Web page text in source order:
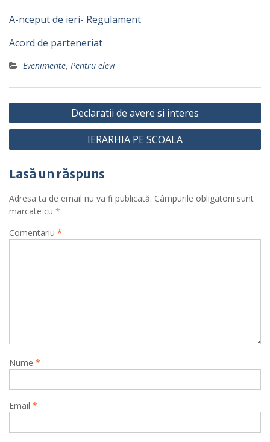
A-nceput de ieri- Regulament
Acord de parteneriat
Evenimente, Pentru elevi
Navigare
în
Declaratii de avere si interes
IERARHIA PE SCOALA
Lasă un răspuns
Adresa ta de email nu va fi publicată. Câmpurile obligatorii sunt
marcate cu *
Comentariu *
Nume *
Email *